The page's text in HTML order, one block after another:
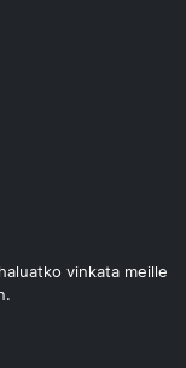
vinkata meille